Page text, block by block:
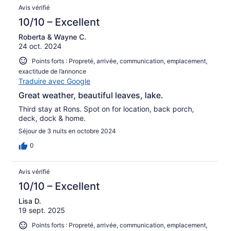
Avis vérifié
10/10 – Excellent
Roberta & Wayne C.
24 oct. 2024
Points forts : Propreté, arrivée, communication, emplacement,
exactitude de l’annonce
Traduire avec Google
Great weather, beautiful leaves, lake.
Third stay at Rons. Spot on for location, back porch,
deck, dock & home.
Séjour de 3 nuits en octobre 2024
0
Avis vérifié
10/10 – Excellent
Lisa D.
19 sept. 2025
Points forts : Propreté, arrivée, communication, emplacement,